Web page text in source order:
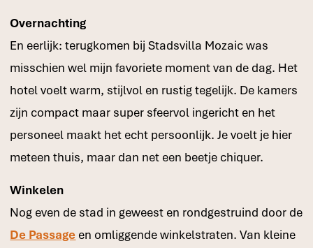
Overnachting
En eerlijk: terugkomen bij Stadsvilla Mozaic was
misschien wel mijn favoriete moment van de dag. Het
hotel voelt warm, stijlvol en rustig tegelijk. De kamers
zijn compact maar super sfeervol ingericht en het
personeel maakt het echt persoonlijk. Je voelt je hier
meteen thuis, maar dan net een beetje chiquer.
Winkelen
Nog even de stad in geweest en rondgestruind door de
De Passage en omliggende winkelstraten. Van kleine